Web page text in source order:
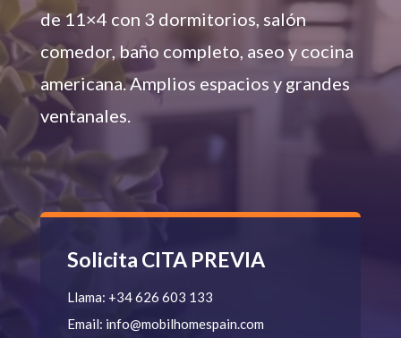
de 11×4 con 3 dormitorios, salón
comedor, baño completo, aseo y cocina
americana. Amplios espacios y grandes
ventanales.
Solicita CITA PREVIA
Llama: +34 626 603 133
Email: info@mobilhomespain.com